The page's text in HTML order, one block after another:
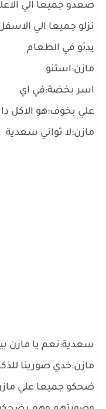
صعدو جميعا الي
نزلو جميعا الي
يدئو في الطعام
مازن:استنو
اسر بخضة:في اي
علي بخوف:هو الاكل
مازن:لا ثواني سعدية
سعدية:نعم يا مازن
مازن:خدي صورينا
ضحكو جميعا علي